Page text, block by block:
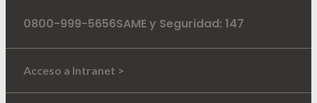
0800-999-5656SAME y Seguridad: 147
Acceso a Intranet >